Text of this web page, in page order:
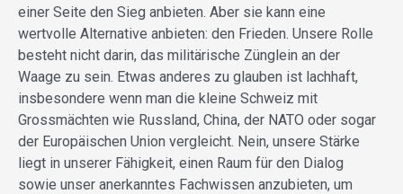
einer Seite den Sieg anbieten. Aber sie kann eine
wertvolle Alternative anbieten: den Frieden. Unsere Rolle
besteht nicht darin, das militärische Zünglein an der
Waage zu sein. Etwas anderes zu glauben ist lachhaft,
insbesondere wenn man die kleine Schweiz mit
Grossmächten wie Russland, China, der NATO oder sogar
der Europäischen Union vergleicht. Nein, unsere Stärke
liegt in unserer Fähigkeit, einen Raum für den Dialog
sowie unser anerkanntes Fachwissen anzubieten, um